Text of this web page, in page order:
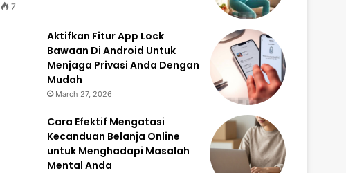
7
Aktifkan Fitur App Lock
Bawaan Di Android Untuk
Menjaga Privasi Anda Dengan
Mudah
March 27, 2026
Cara Efektif Mengatasi
Kecanduan Belanja Online
untuk Menghadapi Masalah
Mental Anda